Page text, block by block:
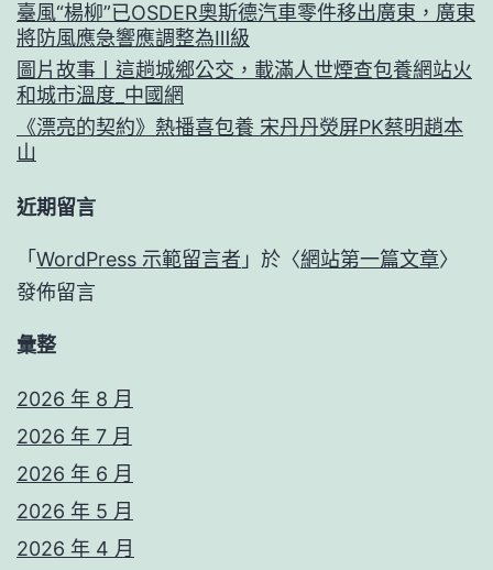
臺風“楊柳”已OSDER奧斯德汽車零件移出廣東，廣東
將防風應急響應調整為Ⅲ級
圖片故事丨這趟城鄉公交，載滿人世煙查包養網站火
和城市溫度_中國網
《漂亮的契約》熱播喜包養 宋丹丹熒屏PK蔡明趙本
山
近期留言
「 WordPress 示範留言者 」於〈網站第一篇文章〉
發佈留言
彙整
2026 年 8 月
2026 年 7 月
2026 年 6 月
2026 年 5 月
2026 年 4 月